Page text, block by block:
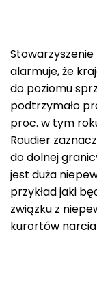
alarmuje, że
do poziomu
podtrzymało
proc. w tym
Roudier
do dolnej
jest duża
przykład jaki
związku z
kurortów